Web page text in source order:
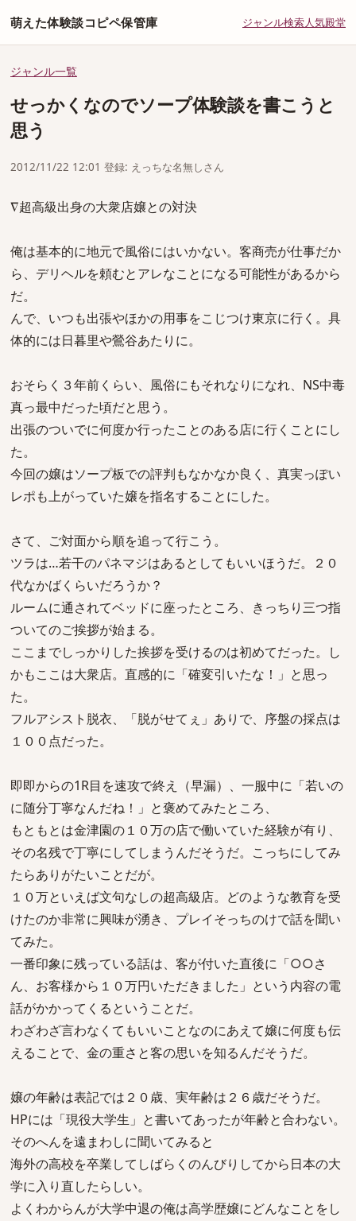
萌えた体験談コピペ保管庫 ジャンル検索人気殿堂
ジャンル一覧
せっかくなのでソープ体験談を書こうと
思う
2012/11/22 12:01 登録: えっちな名無しさん
∇超高級出身の大衆店嬢との対決
俺は基本的に地元で風俗にはいかない。客商売が仕事だか
ら、デリヘルを頼むとアレなことになる可能性があるから
だ。
んで、いつも出張やほかの用事をこじつけ東京に行く。具
体的には日暮里や鶯谷あたりに。
おそらく３年前くらい、風俗にもそれなりになれ、NS中毒
真っ最中だった頃だと思う。
出張のついでに何度か行ったことのある店に行くことにし
た。
今回の嬢はソープ板での評判もなかなか良く、真実っぽい
レポも上がっていた嬢を指名することにした。
さて、ご対面から順を追って行こう。
ツラは…若干のパネマジはあるとしてもいいほうだ。２０
代なかばくらいだろうか？
ルームに通されてベッドに座ったところ、きっちり三つ指
ついてのご挨拶が始まる。
ここまでしっかりした挨拶を受けるのは初めてだった。し
かもここは大衆店。直感的に「確変引いたな！」と思っ
た。
フルアシスト脱衣、「脱がせてぇ」ありで、序盤の採点は
１００点だった。
即即からの1R目を速攻で終え（早漏）、一服中に「若いの
に随分丁寧なんだね！」と褒めてみたところ、
もともとは金津園の１０万の店で働いていた経験が有り、
その名残で丁寧にしてしまうんだそうだ。こっちにしてみ
たらありがたいことだが。
１０万といえば文句なしの超高級店。どのような教育を受
けたのか非常に興味が湧き、プレイそっちのけで話を聞い
てみた。
一番印象に残っている話は、客が付いた直後に「○○さ
ん、お客様から１０万円いただきました」という内容の電
話がかかってくるということだ。
わざわざ言わなくてもいいことなのにあえて嬢に何度も伝
えることで、金の重さと客の思いを知るんだそうだ。
嬢の年齢は表記では２０歳、実年齢は２６歳だそうだ。
HPには「現役大学生」と書いてあったが年齢と合わない。
そのへんを遠まわしに聞いてみると
海外の高校を卒業してしばらくのんびりしてから日本の大
学に入り直したらしい。
よくわからんが大学中退の俺は高学歴嬢にどんなことをし